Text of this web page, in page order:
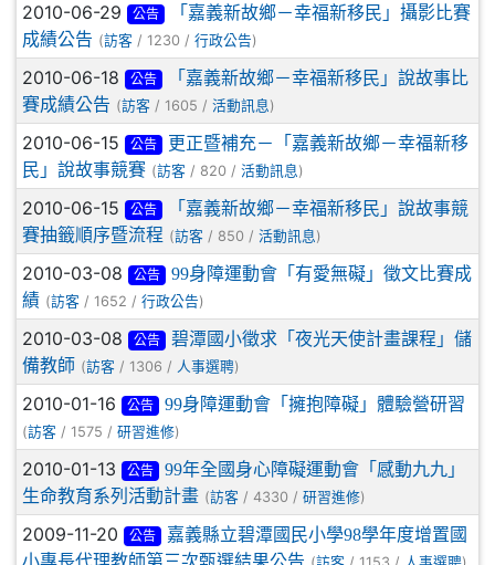
2010-06-29 公告
「嘉義新故鄉－幸福新移民」攝影比賽
成績公告 (訪客 / 1230 / 行政公告)
2010-06-18 公告
「嘉義新故鄉－幸福新移民」說故事比
賽成績公告 (訪客 / 1605 / 活動訊息 )
2010-06-15 公告
更正暨補充－「嘉義新故鄉－幸福新移
民」說故事競賽 (訪客 / 820 / 活動訊息 )
2010-06-15 公告
「嘉義新故鄉－幸福新移民」說故事競
賽抽籤順序暨流程 (訪客 / 850 / 活動訊息 )
2010-03-08 公告
99身障運動會「有愛無礙」徵文比賽成
績 (訪客 / 1652 / 行政公告)
2010-03-08 公告
碧潭國小徵求「夜光天使計畫課程」儲
備教師 (訪客 / 1306 / 人事選聘)
2010-01-16 公告 99身障運動會「擁抱障礙」體驗營研習
(訪客 / 1575 / 研習進修)
2010-01-13 公告
99年全國身心障礙運動會「感動九九」
生命教育系列活動計畫 (訪客 / 4330 / 研習進修)
2009-11-20 公告
嘉義縣立碧潭國民小學98學年度增置國
小專長代理教師第三次甄選結果公告